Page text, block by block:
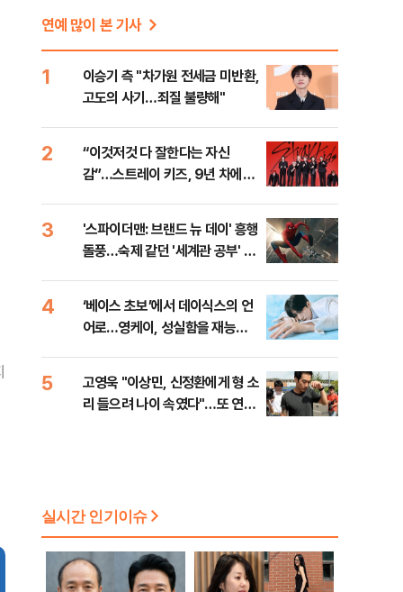
연예 많이 본 기사
1
이승기 측 "차가원 전세금 미반환,
고도의 사기…죄질 불량해"
2
“이것저것 다 잘한다는 자신
감”…스트레이 키즈, 9년 차에도
3
'스파이더맨: 브랜드 뉴 데이' 흥행
돌풍…숙제 같던 '세계관 공부' 덜
4
‘베이스 초보’에서 데이식스의 언
어로…영케이, 성실함을 재능으
5
고영욱 "이상민, 신정환에게 형 소
리 들으려 나이 속였다"…또 연예